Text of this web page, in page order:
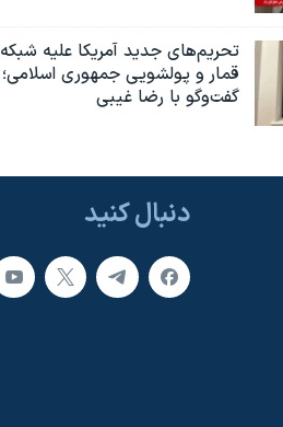
تحریم‌های جدید آمریکا علیه شبکه
قمار و پولشویی جمهوری اسلامی؛
گفت‌وگو با رضا غیبی
دنبال کنید